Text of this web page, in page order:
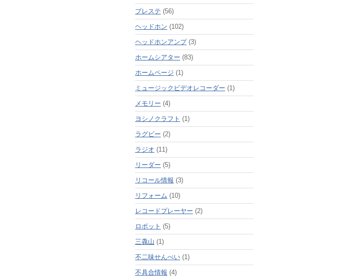
プレステ (56)
ヘッドホン (102)
ヘッドホンアンプ(3)
ホームシアター (83)
ホームページ (1)
ミュージックビデオレコーダー (1)
メモリー (4)
ヨシノクラフト (1)
ラグビー (2)
ラジオ (11)
リーダー (5)
リコール情報 (3)
リフォーム (10)
レコードプレーヤー (2)
ロボット (5)
三毳山 (1)
不二味せんべい(1)
不具合情報 (4)